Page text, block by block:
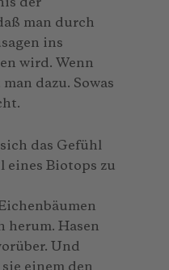
man durch
ins
wird. Wenn
dazu. Sowas
das Gefühl
eines Biotops zu
herum. Hasen
Und
einem den